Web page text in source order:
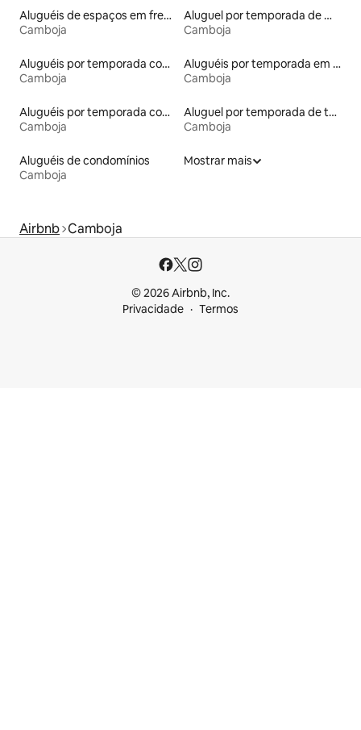
Aluguéis de espaços em frente à praia
Camboja
Aluguel por temporada de microcasas
Camboja
Aluguéis por temporada com café da manhã
Camboja
Aluguéis por temporada em albergue
Camboja
Aluguéis por temporada com banheira de hidromassagem
Camboja
Aluguel por temporada de tendas
Camboja
Aluguéis de condomínios
Camboja
Mostrar mais
Airbnb Camboja
© 2026 Airbnb, Inc.
Privacidade
Termos